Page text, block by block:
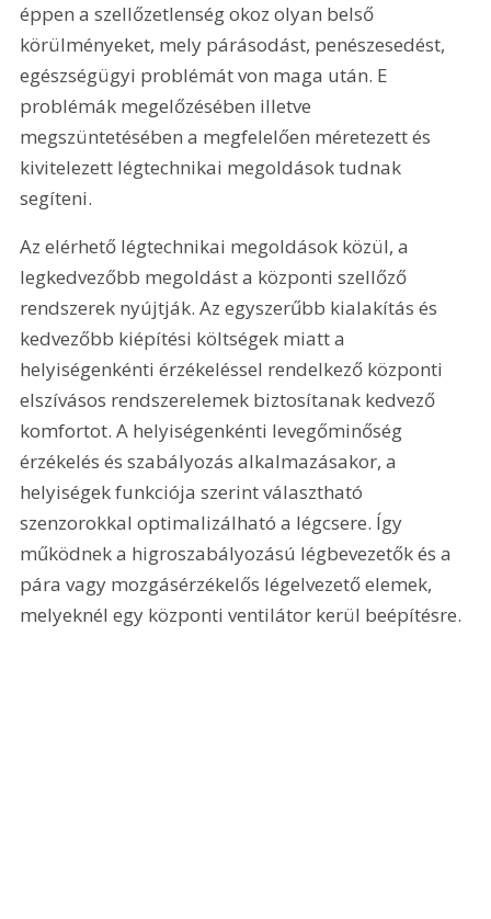
éppen a szellőzetlenség okoz olyan belső
körülményeket, mely párásodást, penészesedést,
egészségügyi problémát von maga után. E
problémák megelőzésében illetve
megszüntetésében a megfelelően méretezett és
kivitelezett légtechnikai megoldások tudnak
segíteni.
Az elérhető légtechnikai megoldások közül, a
legkedvezőbb megoldást a központi szellőző
rendszerek nyújtják. Az egyszerűbb kialakítás és
kedvezőbb kiépítési költségek miatt a
helyiségenkénti érzékeléssel rendelkező központi
elszívásos rendszerelemek biztosítanak kedvező
komfortot. A helyiségenkénti levegőminőség
érzékelés és szabályozás alkalmazásakor, a
helyiségek funkciója szerint választható
szenzorokkal optimalizálható a légcsere. Így
működnek a higroszabályozású légbevezetők és a
pára vagy mozgásérzékelős légelvezető elemek,
melyeknél egy központi ventilátor kerül beépítésre.